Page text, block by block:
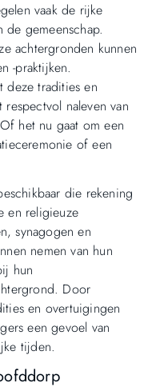
vaak de rijke
gemeenschap.
achtergronden kunnen
-praktijken.
deze tradities en
naleven van
het nu gaat om een
of een
die rekening
en religieuze
synagogen en
nemen van hun
hun
Door
en overtuigingen
een gevoel van
tijden.